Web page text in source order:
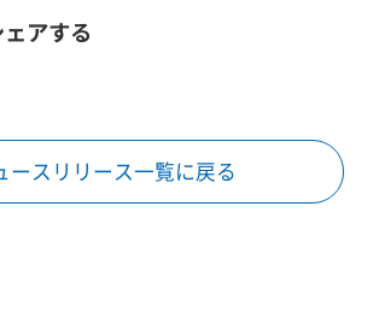
アする
ースリリース一覧に戻る